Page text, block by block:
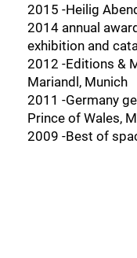
2015 -Heilig
2014 annual
exhibition and
2012 -Editions &
Mariandl, Munich
2011 -Germany
Prince of Wales,
2009 -Best of